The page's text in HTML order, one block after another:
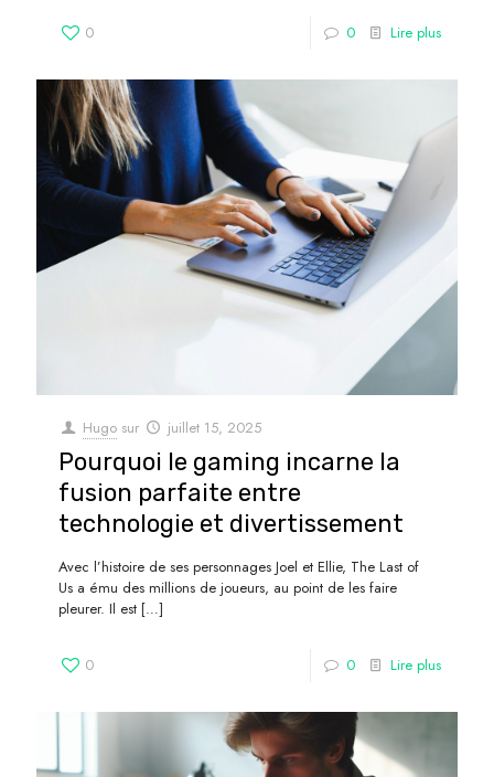
0 0 Lire plus
Hugo sur juillet 15, 2025
Pourquoi le gaming incarne la
fusion parfaite entre
technologie et divertissement
Avec l’histoire de ses personnages Joel et Ellie, The Last of
Us a ému des millions de joueurs, au point de les faire
pleurer. Il est […]
0 0 Lire plus